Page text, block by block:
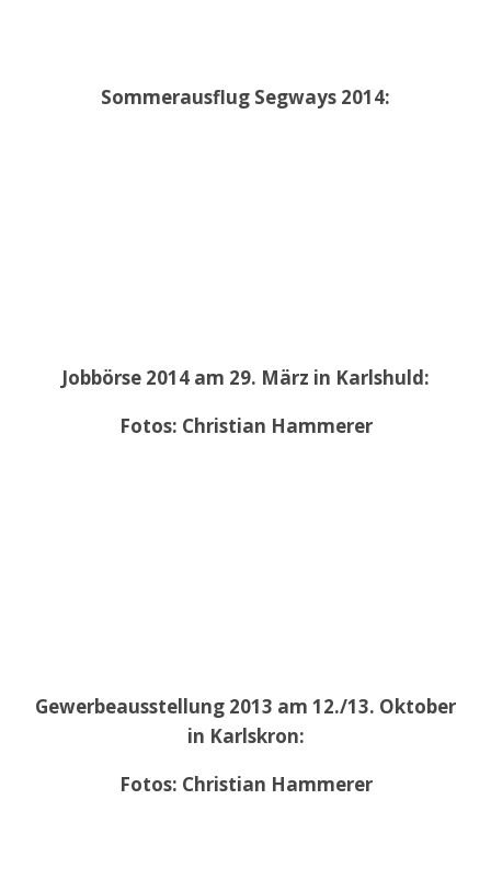
Sommerausflug Segways 2014:
Jobbörse 2014 am 29. März in Karlshuld:
Fotos: Christian Hammerer
Gewerbeausstellung 2013 am 12./13. Oktober
in Karlskron:
Fotos: Christian Hammerer